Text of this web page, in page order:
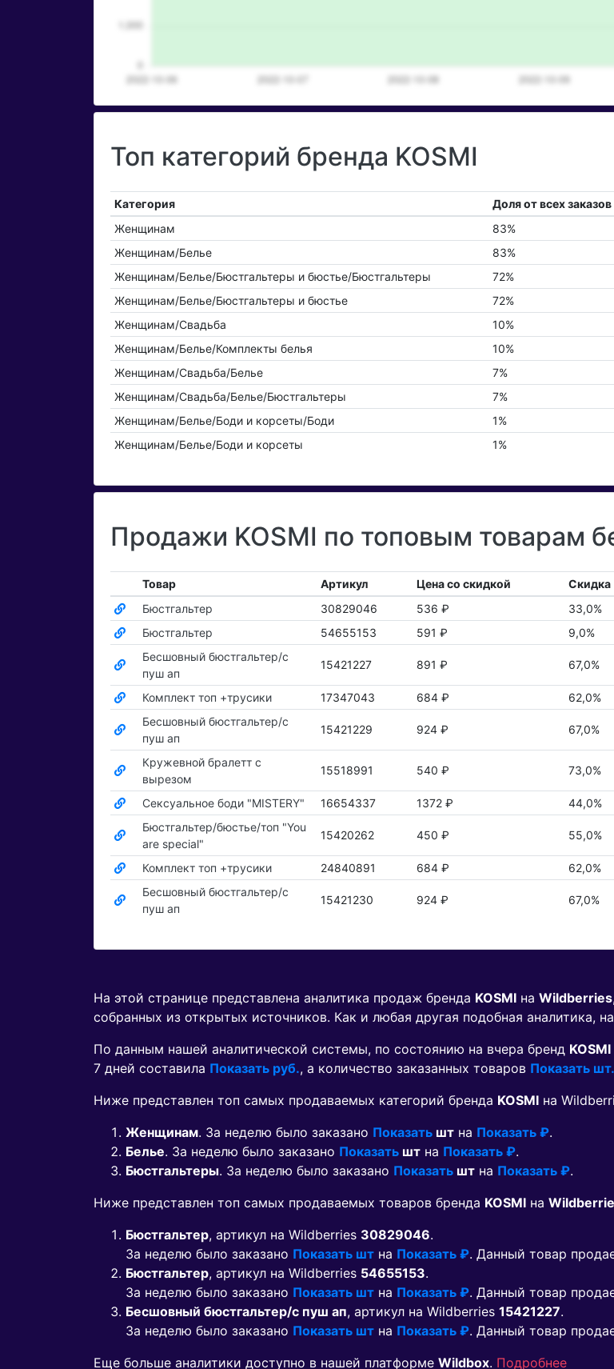
Топ категорий бренда KOSMI
Категория Доля от всех
Женщинам
83%
Женщинам/Белье
83%
Женщинам/Белье/Бюстгальтеры и бюстье/Бюстгальтеры
72%
Женщинам/Белье/Бюстгальтеры и бюстье
72%
Женщинам/Свадьба
10%
Женщинам/Белье/Комплекты белья
10%
Женщинам/Свадьба/Белье
7%
Женщинам/Свадьба/Белье/Бюстгальтеры
7%
Женщинам/Белье/Боди и корсеты/Боди
1%
Женщинам/Белье/Боди и корсеты
1%
Продажи KOSMI по топовым товарам
Товар Артикул Цена со скидкой Скидка
Бюстгальтер
30829046 536 ₽ 33,0%
Бюстгальтер
54655153 591 ₽ 9,0%
Бесшовный бюстгальтер/с
пуш ап
15421227 891 ₽ 67,0%
Комплект топ +трусики 17347043 684 ₽ 62,0%
Бесшовный бюстгальтер/с
пуш ап
15421229 924 ₽ 67,0%
Кружевной бралетт с
вырезом
15518991 540 ₽ 73,0%
Сексуальное боди "MISTERY" 16654337 1372 ₽ 44,0%
Бюстгальтер/бюстье/топ "You
are special"
15420262 450 ₽ 55,0%
Комплект топ +трусики 24840891 684 ₽ 62,0%
Бесшовный бюстгальтер/с
пуш ап
15421230 924 ₽ 67,0%
На этой странице представлена аналитика продаж бренда KOSMI на Wildberries
собранных из открытых источников. Как и любая другая подобная аналитика,
По данным нашей аналитической системы, по состоянию на вчера бренд KOSMI
7 дней составила Показать руб., а количество заказанных товаров Показать шт.
Ниже представлен топ самых продаваемых категорий бренда KOSMI на
Женщинам. За неделю было заказано Показать шт на Показать ₽.
Белье. За неделю было заказано Показать шт на Показать ₽.
Бюстгальтеры. За неделю было заказано Показать шт на Показать ₽.
Ниже представлен топ самых продаваемых товаров бренда KOSMI на
Бюстгальтер, артикул на Wildberries 30829046.
За неделю было заказано Показать шт на Показать ₽. Данный товар
Бюстгальтер, артикул на Wildberries 54655153.
За неделю было заказано Показать шт на Показать ₽. Данный товар
Бесшовный бюстгальтер/с пуш ап, артикул на Wildberries 15421227.
За неделю было заказано Показать шт на Показать ₽. Данный товар
Еще больше аналитики доступно в нашей платформе Wildbox. Подробнее